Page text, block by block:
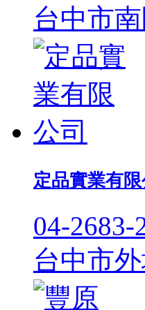
台中市
定品實業有
04-2683-
台中市